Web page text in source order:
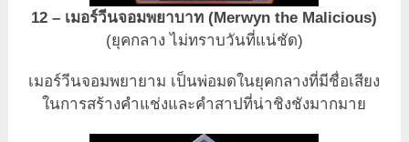
12 – เมอร์วีนจอมพยาบาท (Merwyn the Malicious)
(ยุคกลาง ไม่ทราบวันที่แน่ชัด)
เมอร์วีนจอมพยายาม เป็นพ่อมดในยุคกลางที่มีชื่อเสียง
ในการสร้างคำแช่งและคำสาปที่น่าชิงชังมากมาย